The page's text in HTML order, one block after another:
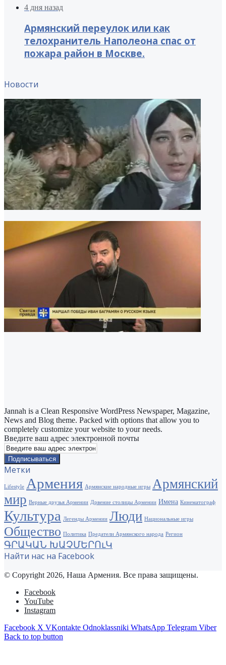
4 дня назад
Армянский переулок или как
телохранитель Наполеона спас от
пожара район в Москве.
Новости
Jannah is a Clean Responsive WordPress Newspaper, Magazine,
News and Blog theme. Packed with options that allow you to
completely customize your website to your needs.
Введите ваш адрес электронной почты
Метки
Lifestyle Армения Армянские народные игры Армянский
мир Верные друзья Армении Дрвение столицы Армении Имена Кинематограф
Культура Легенды Армении Люди Национальные игры
Общество Политика Предатели Армянского народа Регион
ԳՐԱԿԱՆ ԽԱՉՄԵՐՈւԿ
Найти нас на Facebook
© Copyright 2026, Наша Армения. Все права защищены.
Facebook
YouTube
Instagram
Facebook X VKontakte Odnoklassniki WhatsApp Telegram Viber
Back to top button